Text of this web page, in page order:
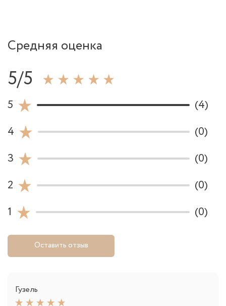
Средняя оценка
5/5
5
(4)
4
(0)
3
(0)
2
(0)
1
(0)
Оставить отзыв
Гузель